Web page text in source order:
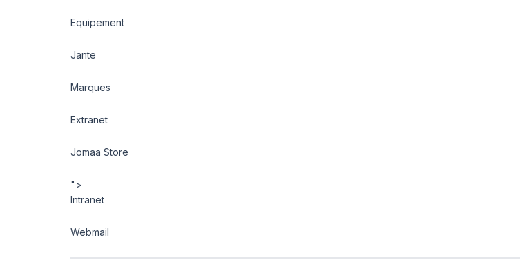
Equipement
Jante
Marques
Extranet
Jomaa Store
">
Intranet
Webmail